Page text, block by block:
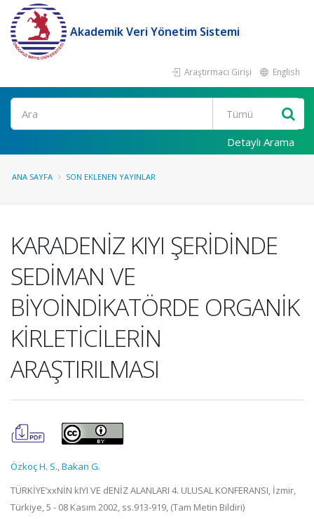
Akademik Veri Yönetim Sistemi
Araştırmacı Girişi English
Ara
Detaylı Arama
ANA SAYFA SON EKLENEN YAYINLAR
KARADENİZ KIYI ŞERİDİNDE
SEDİMAN VE
BİYOİNDİKATÖRDE ORGANİK
KİRLETİCİLERİN
ARAŞTIRILMASI
Özkoç H. S.,Bakan G.
TÜRKİYE’xxNİN kIYI VE dENİZ ALANLARI 4. ULUSAL KONFERANSI, İzmir,
Türkiye, 5 - 08 Kasım 2002, ss.913-919, (Tam Metin Bildiri)